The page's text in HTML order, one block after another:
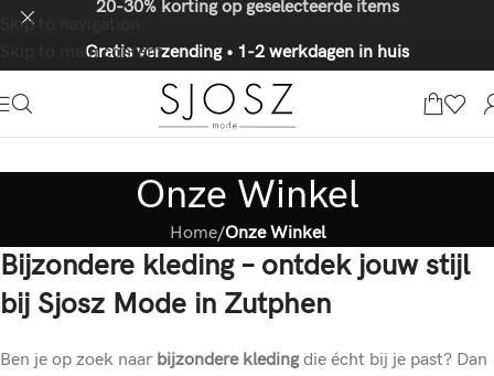
Skip to navigation
Skip to main content
20-30% korting op geselecteerde items
Gratis verzending • 1-2 werkdagen in huis
Onze Winkel
Home/Onze Winkel
Bijzondere kleding – ontdek jouw stijl
bij Sjosz Mode in Zutphen
Ben je op zoek naar bijzondere kledingdie écht bij je past? Dan